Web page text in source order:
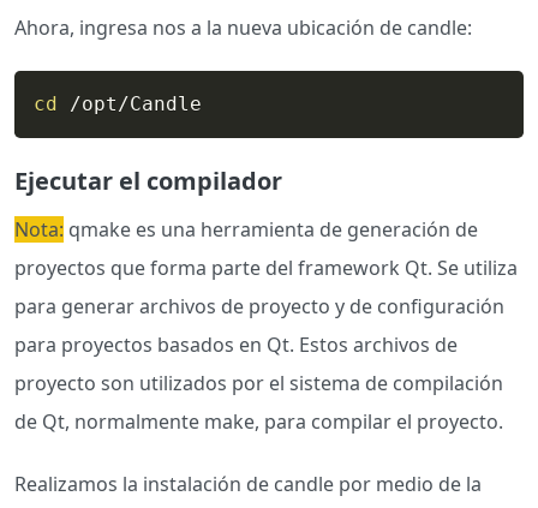
Ahora, ingresa nos a la nueva ubicación de candle:
cd /opt/Candle
Ejecutar el compilador
Nota: qmake es una herramienta de generación de
proyectos que forma parte del framework Qt. Se utiliza
para generar archivos de proyecto y de configuración
para proyectos basados en Qt. Estos archivos de
proyecto son utilizados por el sistema de compilación
de Qt, normalmente make, para compilar el proyecto.
Realizamos la instalación de candle por medio de la